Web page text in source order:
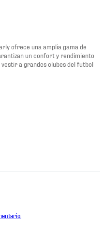
ofrece una amplia gama de
un confort y rendimiento
a grandes clubes del futbol